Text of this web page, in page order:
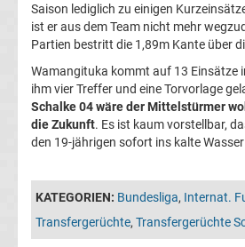
Amateurfußball
Transferticker
-
Meldungen
Saison lediglich zu einigen
ist er aus dem Team nicht mehr
Partien bestritt die 1,89m Kante über
Wamangituka kommt auf 13 Einsätze
ihm vier Treffer und eine Torvorlage
Schalke 04 wäre der Mittelstürmer
die Zukunft. Es ist kaum vorstellbar,
den 19-jährigen sofort ins kalte
KATEGORIEN: Bundesliga, Internat.
Transfergerüchte, Transfergerüchte